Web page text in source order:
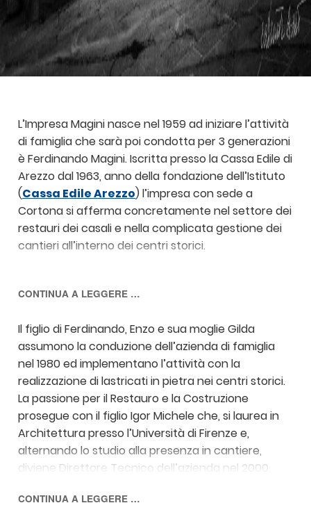
L’Impresa Magini nasce nel 1959 ad iniziare l’attività
di famiglia che sarà poi condotta per 3 generazioni
è Ferdinando Magini. Iscritta presso la Cassa Edile di
Arezzo dal 1963, anno della fondazione dell’Istituto
(Cassa Edile Arezzo) l’impresa con sede a
Cortona si afferma concretamente nel settore dei
restauri dei casali e nella complicata gestione dei
cantieri all’interno dei centri storici.
CONTINUA A LEGGERE …
Il figlio di Ferdinando, Enzo e sua moglie Gilda
assumono la conduzione dell’azienda di famiglia
nel 1980 ed implementano l’attività con la
realizzazione di lastricati in pietra nei centri storici.
La passione per il Restauro e la Costruzione
prosegue con il figlio Igor Michele che, si laurea in
Architettura presso l’Università di Firenze e,
alternando lo studio alla presenza in cantiere,
diviene Direttore Tecnico dell’azienda nel 2000.
CONTINUA A LEGGERE …